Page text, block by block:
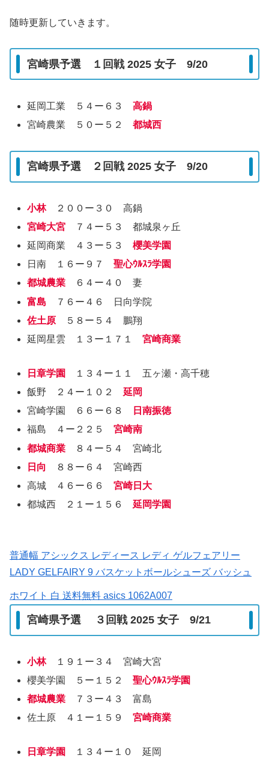
随時更新していきます。
宮崎県予選 １回戦 2025 女子 9/20
延岡工業 ５４ー６３高鍋
宮崎農業 ５０ー５２都城西
宮崎県予選 ２回戦 2025 女子 9/20
小林
２００ー３０ 高鍋
宮崎大宮 ７４ー５３ 都城泉ヶ丘
延岡商業 ４３ー５３櫻美学園
日南 １６ー９７聖心ｳﾙｽﾗ学園
都城農業
６４ー４０ 妻
富島
７６ー４６ 日向学院
佐土原
５８ー５４ 鵬翔
延岡星雲 １３ー１７１宮崎商業
日章学園
１３４ー１１ 五ヶ瀬・高千穂
飯野 ２４ー１０２延岡
宮崎学園 ６６ー６８
日南振徳
福島 ４ー２２５宮崎南
都城商業
８４ー５４ 宮崎北
日向
８８ー６４ 宮崎西
高城 ４６ー６６宮崎日大
都城西 ２１ー１５６延岡学園
普通幅 アシックス レディース レディ ゲルフェアリー
LADY GELFAIRY 9 バスケットボールシューズ バッシュ
ホワイト 白 送料無料 asics 1062A007
宮崎県予選 ３回戦 2025 女子 9/21
小林
１９１ー３４ 宮崎大宮
櫻美学園 ５ー１５２聖心ｳﾙｽﾗ学園
都城農業
７３ー４３ 富島
佐土原 ４１ー１５９宮崎商業
日章学園
１３４ー１０ 延岡